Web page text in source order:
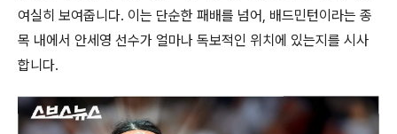
여실히 보여줍니다. 이는 단순한 패배를 넘어, 배드민턴이라는 종
목 내에서 안세영 선수가 얼마나 독보적인 위치에 있는지를 시사
합니다.